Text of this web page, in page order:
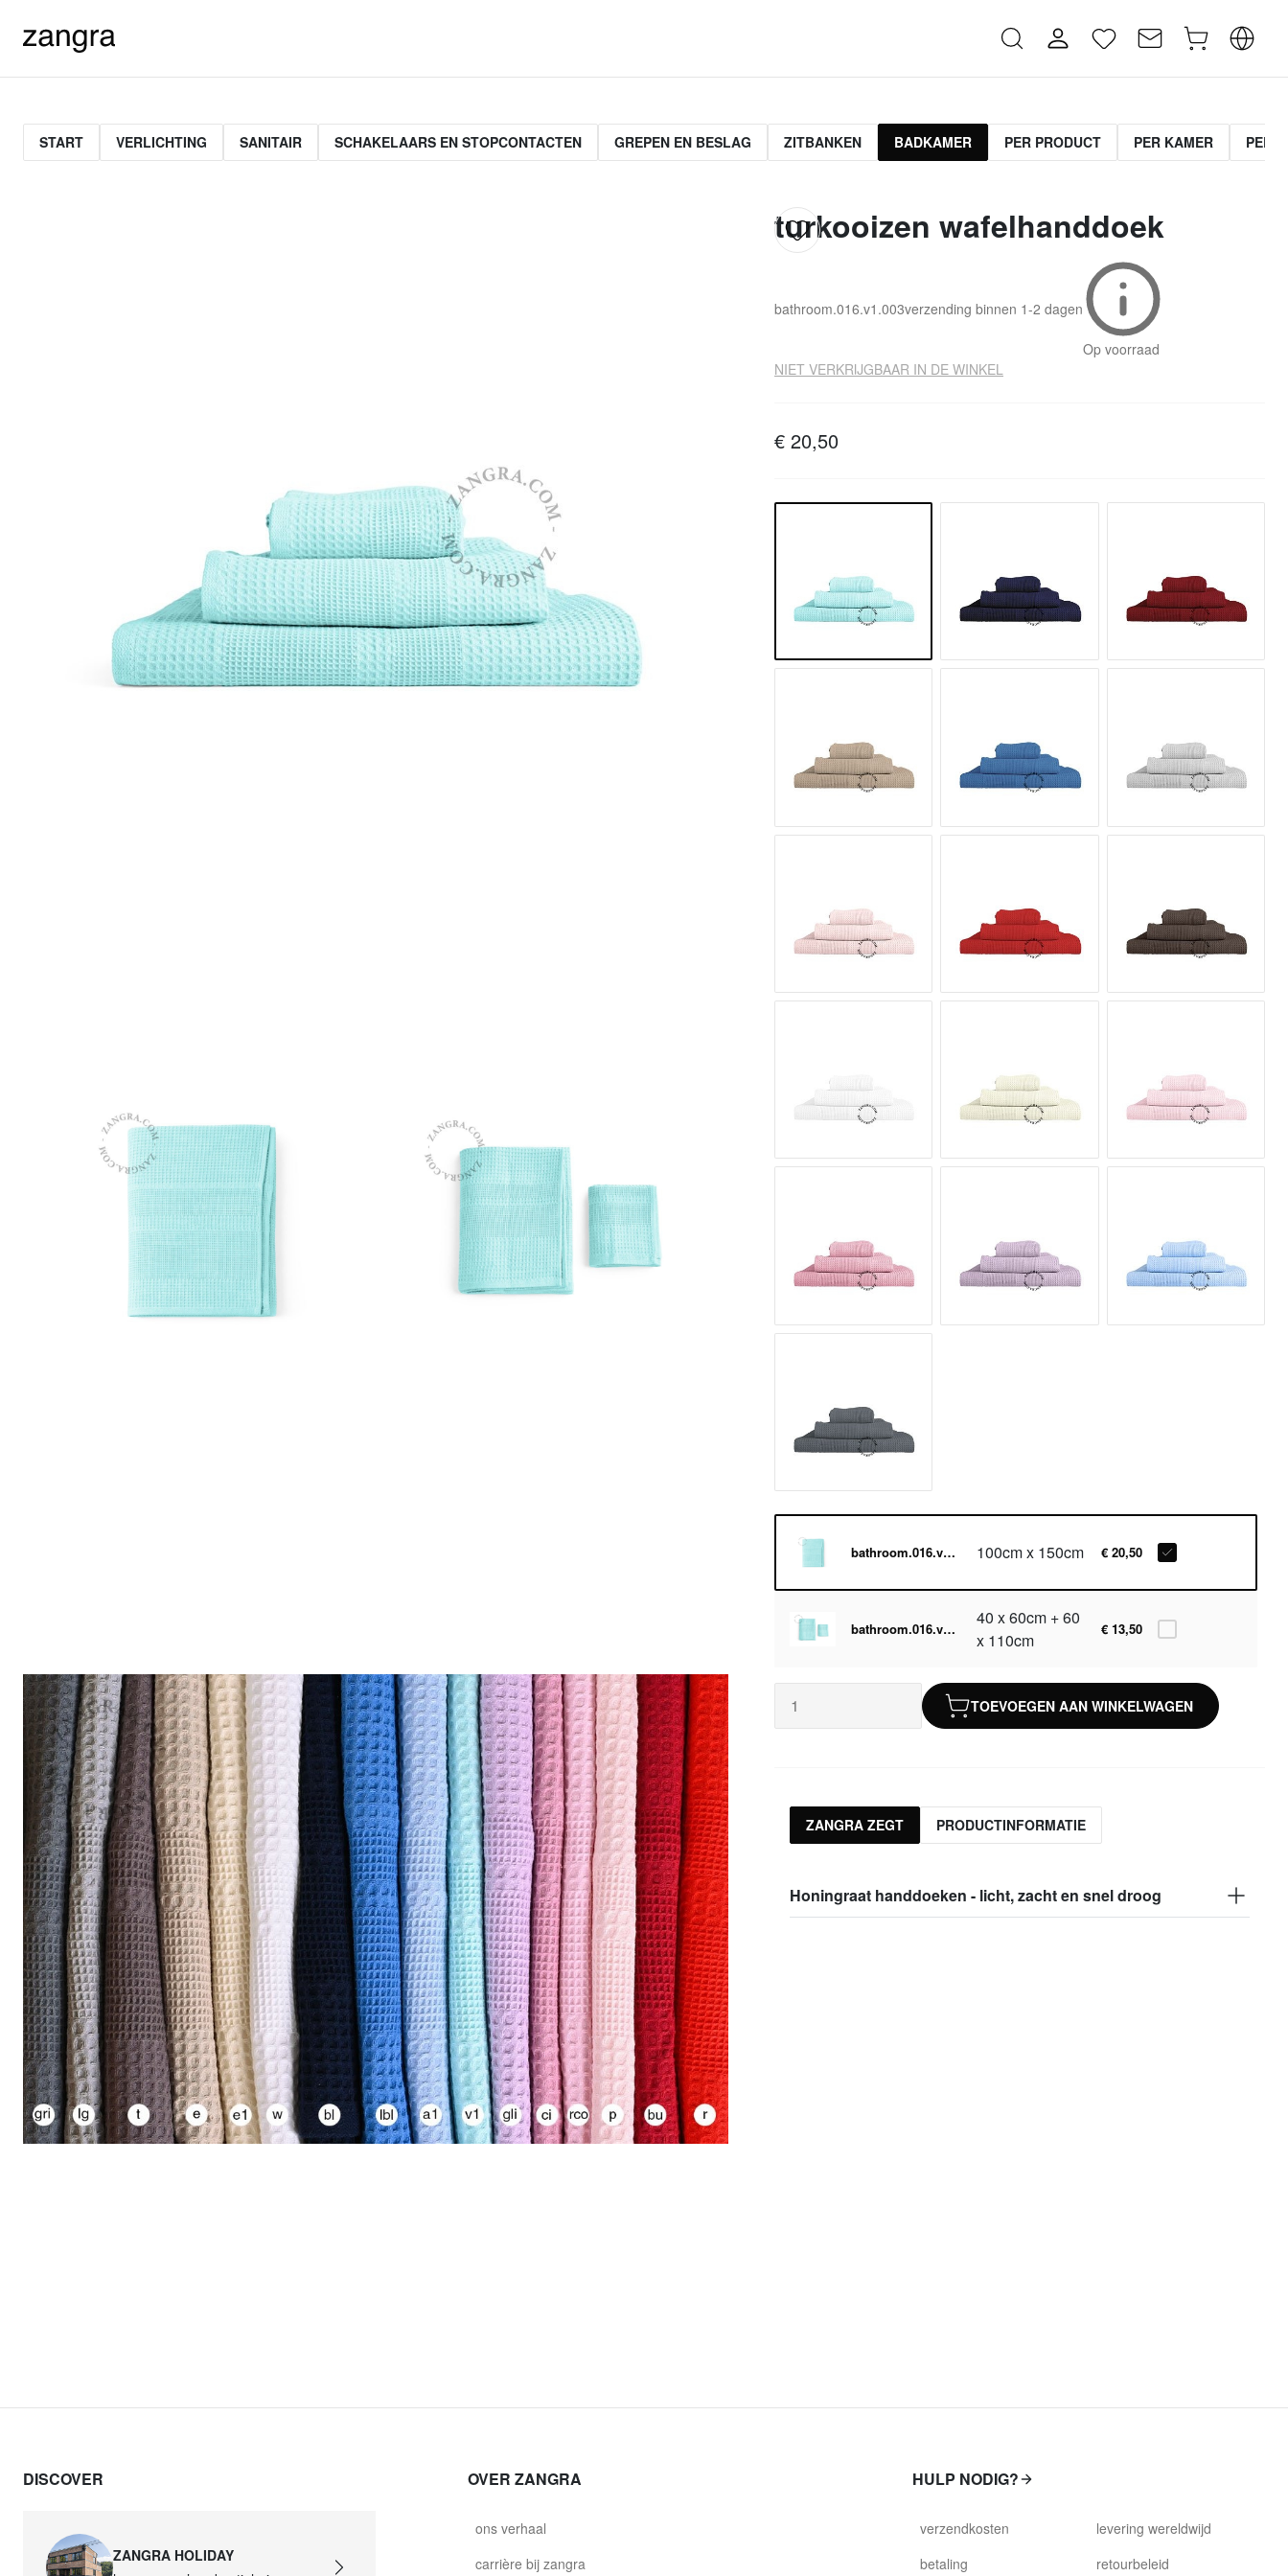
START VERLICHTING SANITAIR SCHAKELAARS EN STOPCONTACTEN GREPEN EN BESLAG ZITBANKEN BADKAMER PER PRODUCT PER KAMER PER
turkooizen wafelhanddoek
bathroom.016.v1.003verzending binnen 1-2 dagen
Op voorraad
NIET VERKRIJGBAAR IN DE WINKEL
€ 20,50
bathroom.016.v1.003 100cm x 150cm € 20,50
bathroom.016.v1.004
40 x 60cm + 60
x 110cm
€ 13,50
TOEVOEGEN AAN WINKELWAGEN
ZANGRA ZEGT PRODUCTINFORMATIE
Honingraat handdoeken - licht, zacht en snel droog
DISCOVER
ZANGRA HOLIDAY
OVER ZANGRA
ons verhaal
carrière bij zangra
HULP NODIG?
verzendkosten
betaling
levering wereldwijd
retourbeleid